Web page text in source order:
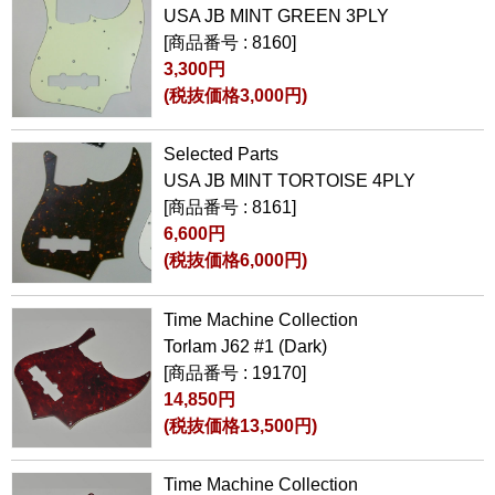
USA JB MINT GREEN 3PLY
[商品番号 : 8160]
3,300円
(税抜価格3,000円)
Selected Parts
USA JB MINT TORTOISE 4PLY
[商品番号 : 8161]
6,600円
(税抜価格6,000円)
Time Machine Collection
Torlam J62 #1 (Dark)
[商品番号 : 19170]
14,850円
(税抜価格13,500円)
Time Machine Collection